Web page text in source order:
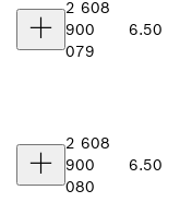
2 608
900
079
6.50
2 608
900
080
6.50